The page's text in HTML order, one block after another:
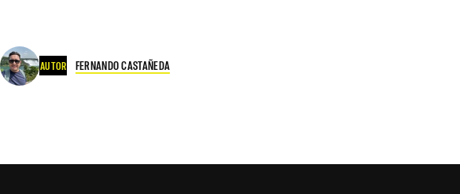
AUTOR FERNANDO CASTAÑEDA